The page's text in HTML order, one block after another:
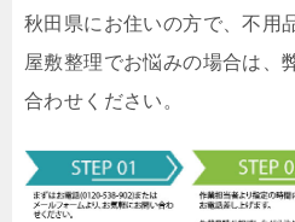
秋田県にお住いの方で、不用
屋敷整理でお悩みの場合は、
合わせください。